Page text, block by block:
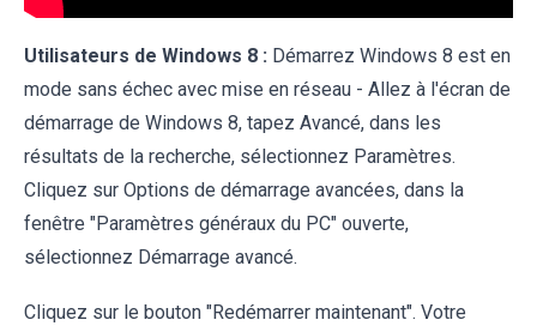
Utilisateurs de Windows 8 : Démarrez Windows 8 est en
mode sans échec avec mise en réseau - Allez à l'écran de
démarrage de Windows 8, tapez Avancé, dans les
résultats de la recherche, sélectionnez Paramètres.
Cliquez sur Options de démarrage avancées, dans la
fenêtre "Paramètres généraux du PC" ouverte,
sélectionnez Démarrage avancé.
Cliquez sur le bouton "Redémarrer maintenant". Votre